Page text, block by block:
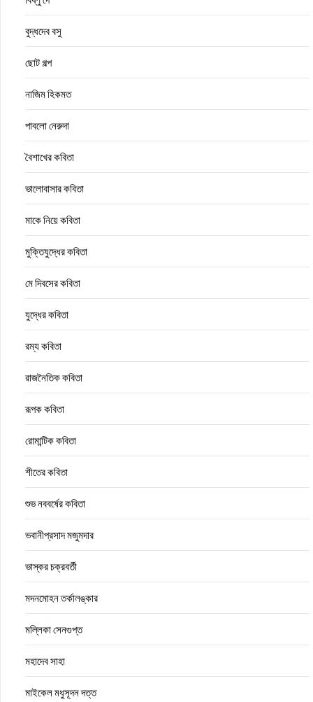
বুদ্ধদেব বসু
ছোট গল্প
নাজিম হিকমত
পাবলো নেরুদা
বৈশাখের কবিতা
ভালোবাসার কবিতা
মাকে নিয়ে কবিতা
মুক্তিযুদ্ধের কবিতা
মে দিবসের কবিতা
যুদ্ধের কবিতা
রম্য কবিতা
রাজনৈতিক কবিতা
রূপক কবিতা
রোমান্টিক কবিতা
শীতের কবিতা
শুভ নববর্ষের কবিতা
ভবানীপ্রসাদ মজুমদার
ভাস্কর চক্রবর্তী
মদনমোহন তর্কালঙ্কার
মল্লিকা সেনগুপ্ত
মহাদেব সাহা
মাইকেল মধুসূদন দত্ত